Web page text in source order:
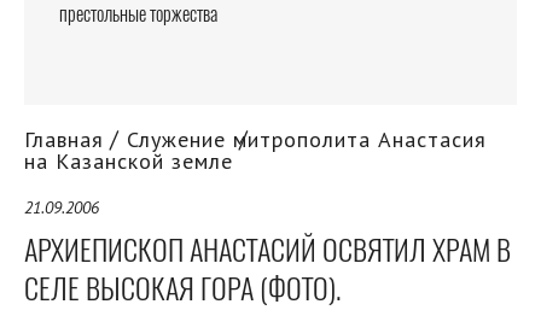
престольные торжества
Главная Служение митрополита Анастасия
на Казанской земле
21.09.2006
АРХИЕПИСКОП АНАСТАСИЙ ОСВЯТИЛ ХРАМ В
СЕЛЕ ВЫСОКАЯ ГОРА (ФОТО).